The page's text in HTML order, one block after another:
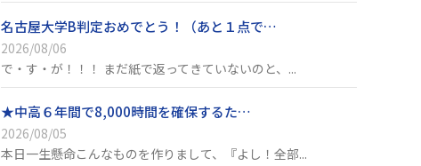
名古屋大学B判定おめでとう！（あと１点で…
2026/08/06
で・す・が！！！ まだ紙で返ってきていないのと、...
★中高６年間で8,000時間を確保するた…
2026/08/05
本日一生懸命こんなものを作りまして、『よし！全部...